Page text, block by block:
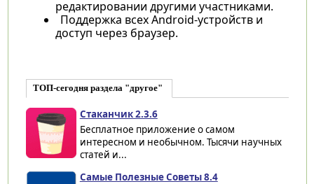
редактировании другими участниками.
Поддержка всех Android-устройств и
доступ через браузер.
ТОП-сегодня раздела "другое"
Cтаканчик 2.3.6
Бесплатное приложение о самом
интересном и необычном. Тысячи научных
статей и...
Самые Полезные Советы 8.4